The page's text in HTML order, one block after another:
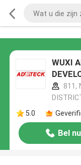
WUXI
811,
5.0
Bel nu